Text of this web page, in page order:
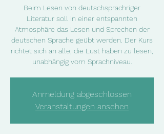
Beim Lesen von deutschsprachriger
Literatur soll in einer entspannten
Atmosphäre das Lesen und Sprechen der
deutschen Sprache geübt werden. Der Kurs
richtet sich an alle, die Lust haben zu lesen,
unabhängig vom Sprachniveau.
Anmeldung abgeschlossen
Veranstaltungen ansehen